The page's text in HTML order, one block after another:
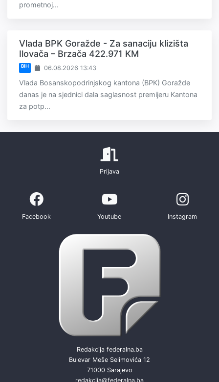
prometnoj...
Vlada BPK Goražde - Za sanaciju klizišta
Ilovača – Brzača 422.971 KM
BiH 06.08.2026 13:43
Vlada Bosanskopodrinjskog kantona (BPK) Goražde
danas je na sjednici dala saglasnost premijeru Kantona
za potp...
Prijava
Facebook Youtube Instagram
Redakcija federalna.ba
Bulevar Meše Selimovića 12
71000 Sarajevo
redakcija@federalna.ba